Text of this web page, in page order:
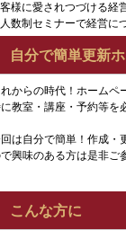
様に愛されつづける経
数制セミナーで経営に
自分で簡単更新
からの時代！ホームペ
教室・講座・予約等を
は自分で簡単！作成・
興味のある方は是非ご
こんな方に